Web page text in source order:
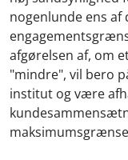
nogenlunde ens af
afgørelsen af, om
"mindre", vil bero
institut og være